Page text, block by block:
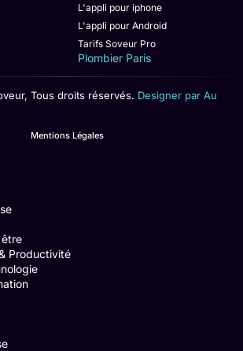
L'appli pour iphone
L'appli pour Android
Tarifs Soveur Pro
Plombier Paris
Tous droits réservés. Designer par Au
Mentions Légales
Productivité